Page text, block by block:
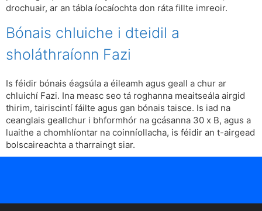
drochuair, ar an tábla íocaíochta don ráta fillte imreoir.
Bónais chluiche i dteidil a
sholáthraíonn Fazi
Is féidir bónais éagsúla a éileamh agus geall a chur ar
chluichí Fazi. Ina measc seo tá roghanna meaitseála airgid
thirim, tairiscintí fáilte agus gan bónais taisce. Is iad na
ceanglais geallchur i bhformhór na gcásanna 30 x B, agus a
luaithe a chomhlíontar na coinníollacha, is féidir an t-airgead
bolscaireachta a tharraingt siar.